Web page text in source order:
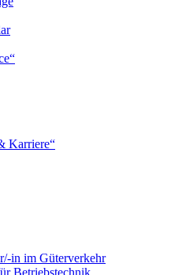
Karriere“
in im Güterverkehr
Betriebstechnik